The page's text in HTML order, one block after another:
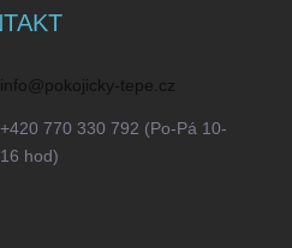
info@pokojicky-tepe.cz
+420 770 330 792 (Po-Pá 10-
16 hod)